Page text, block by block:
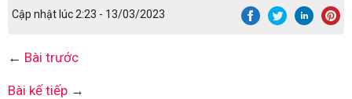
Cập nhật lúc 2:23 - 13/03/2023
← Bài trước
Bài kế tiếp →